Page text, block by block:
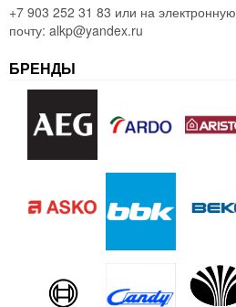
+7 903 252 31 83 или на электронную
почту: alkp@yandex.ru
БРЕНДЫ